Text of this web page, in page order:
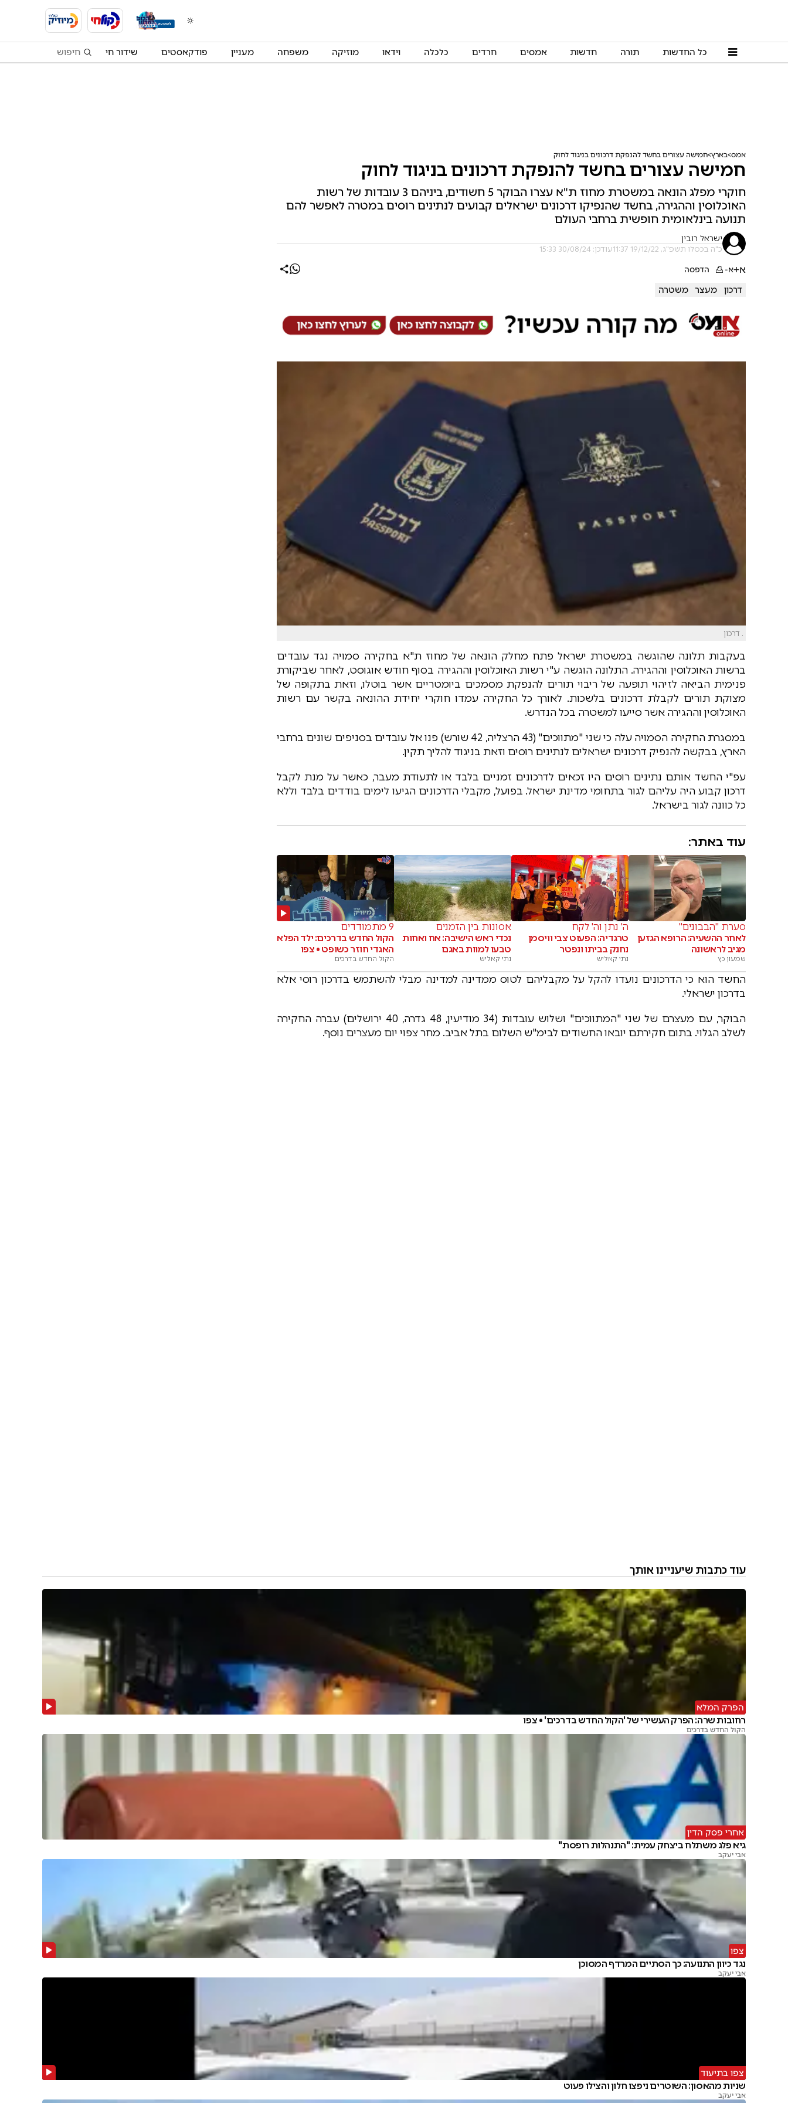
כל החדשות תורה חדשות אמסים חרדים כלכלה וידאו מוזיקה משפחה מעניין פודקאסטים שידור חי
אמס בארץ חמישה עצורים בחשד להנפקת דרכונים בניגוד לחוק
חמישה עצורים בחשד להנפקת דרכונים בניגוד לחוק
חוקרי מפלג הונאה במשטרת מחוז ת"א עצרו הבוקר 5 חשודים, ביניהם 3 עובדות של רשות
האוכלוסין וההגירה, בחשד שהנפיקו דרכונים ישראלים קבועים לנתינים רוסים במטרה לאפשר להם
תנועה בינלאומית חופשית ברחבי העולם
ישראל רובין
כ"ה בכסלו תשפ"ג, 19/12/22 11:37 עודכן: 30/08/24 15:33
א+א- הדפסה
דרכון מעצר משטרה
. דרכון
בעקבות תלונה שהוגשה במשטרת ישראל פתח מחלק הונאה של מחוז ת"א בחקירה סמויה נגד עובדים
ברשות האוכלוסין וההגירה. התלונה הוגשה ע"י רשות האוכלוסין וההגירה בסוף חודש אוגוסט, לאחר שביקורת
פנימית הביאה לזיהוי תופעה של ריבוי תורים להנפקת מסמכים ביומטריים אשר בוטלו, וזאת בתקופה של
מצוקת תורים לקבלת דרכונים בלשכות. לאורך כל החקירה עמדו חוקרי יחידת ההונאה בקשר עם רשות
האוכלוסין וההגירה אשר סייעו למשטרה בכל הנדרש.
במסגרת החקירה הסמויה עלה כי שני "מתווכים" (43 הרצליה, 42 שורש) פנו אל עובדים בסניפים שונים ברחבי
הארץ, בבקשה להנפיק דרכונים ישראלים לנתינים רוסים וזאת בניגוד להליך תקין.
עפ"י החשד אותם נתינים רוסים היו זכאים לדרכונים זמניים בלבד או לתעודת מעבר, כאשר על מנת לקבל
דרכון קבוע היה עליהם לגור בתחומי מדינת ישראל. בפועל, מקבלי הדרכונים הגיעו לימים בודדים בלבד וללא
כל כוונה לגור בישראל.
עוד באתר:
סערת "הבבונים"
לאחר ההשעיה: הרופא הגזען
מגיב לראשונה
שמעון כץ
ה' נתן וה' לקח
טרגדיה: הפעוט צבי וויסמן
נחנק בביתו ונפטר
נתי קאליש
אסונות בין הזמנים
נכדי ראש הישיבה: אח ואחות
טבעו למוות באגם
נתי קאליש
9 מתמודדים
הקול החדש בדרכים: ילד הפלא
האגדי חוזר כשופט • צפו
הקול החדש בדרכים
החשד הוא כי הדרכונים נועדו להקל על מקבליהם לטוס ממדינה למדינה מבלי להשתמש בדרכון רוסי אלא
בדרכון ישראלי.
הבוקר, עם מעצרם של שני "המתווכים" ושלוש עובדות (34 מודיעין, 48 גדרה, 40 ירושלים) עברה החקירה
לשלב הגלוי. בתום חקירתם יובאו החשודים לבימ"ש השלום בתל אביב. מחר צפוי יום מעצרים נוסף.
עוד כתבות שיעניינו אותך
הפרק המלא
רחובות שרה: הפרק העשירי של 'הקול החדש בדרכים' • צפו
הקול החדש בדרכים
אחרי פסק הדין
גיא פלג משתלח ביצחק עמית: "התנהלות רופסת"
אבי יעקב
צפו
נגד כיוון התנועה: כך הסתיים המרדף המסוכן
אבי יעקב
צפו בתיעוד
שניות מהאסון: השוטרים ניפצו חלון והצילו פעוט
אבי יעקב